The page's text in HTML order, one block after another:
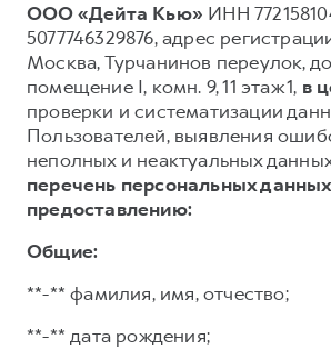
ООО «Дейта Кью» ИНН
5077746329876, адрес
Москва, Турчанинов переулок,
помещение I, комн. 9, 11 этаж 1, в
проверки и систематизации
Пользователей, выявления
неполных и неактуальных
перечень персональных
предоставлению:
Общие:
**-** фамилия, имя, отчество;
**-** дата рождения;